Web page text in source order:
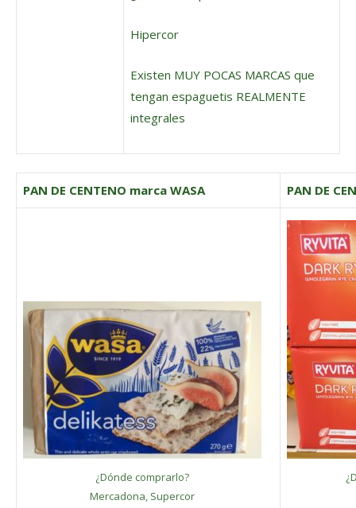
Hipercor
Existen MUY POCAS MARCAS que
tengan espaguetis REALMENTE
integrales
PAN DE CENTENO marca WASA PAN DE
¿Dónde comprarlo?
Mercadona, Supercor